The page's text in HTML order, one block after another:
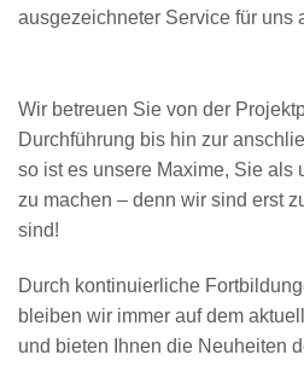
ausgezeichneter Service für uns
Wir betreuen Sie von der
Durchführung bis hin zur
so ist es unsere Maxime, Sie als
zu machen – denn wir sind erst
sind!
Durch kontinuierliche
bleiben wir immer auf dem
und bieten Ihnen die Neuheiten